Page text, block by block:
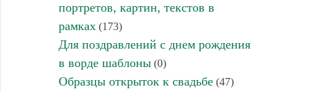
портретов, картин, текстов в
рамках(173)
Для поздравлений с днем рождения
в ворде шаблоны(0)
Образцы открыток к свадьбе(47)